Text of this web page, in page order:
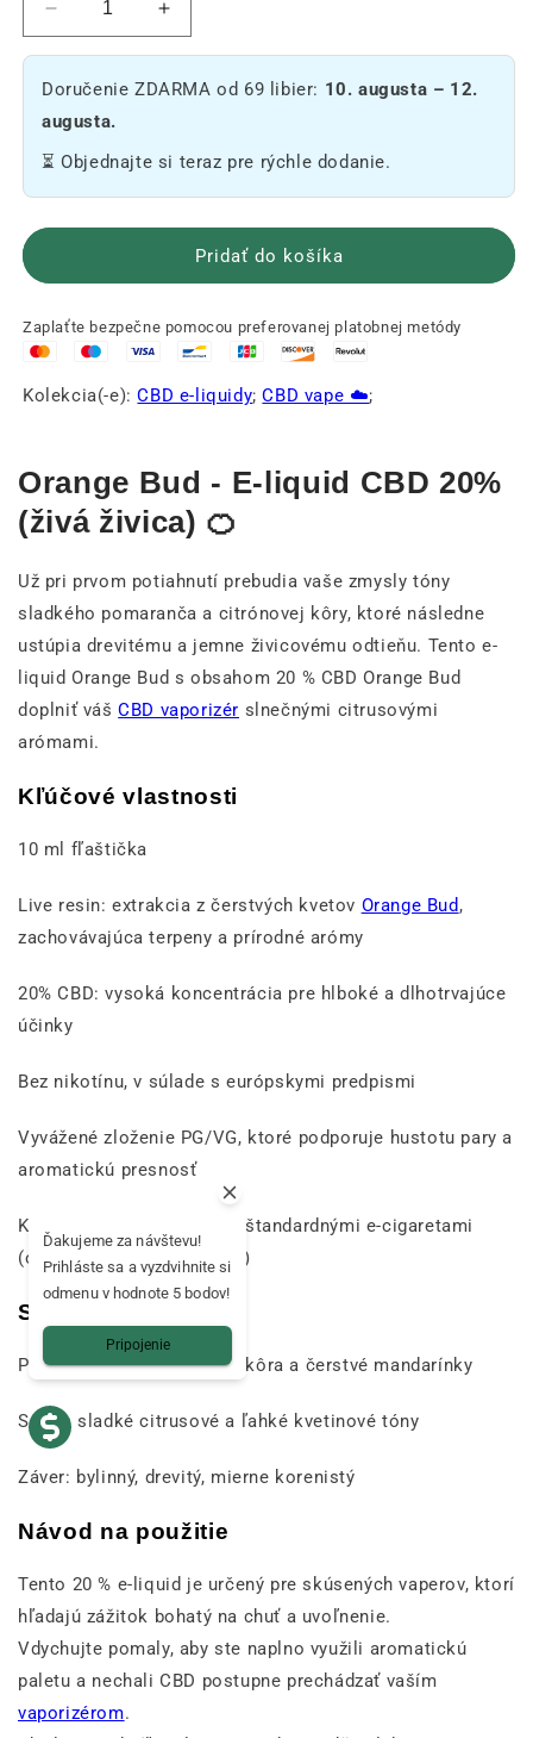
Zníženie
množstva
liquidu
20%
-
Orange
Zvýšiť
množstvo
liquidu
-
Orange
Doručenie ZDARMA od 69 libier: 10. augusta – 12.
augusta.
⏳ Objednajte si teraz pre rýchle dodanie.
Pridať do košíka
Zaplaťte bezpečne pomocou preferovanej platobnej metódy
Kolekcia(-e):CBD e-liquidy;CBD vape ☁️;
Orange Bud - E-liquid CBD 20%
(živá živica) 🍊
Už pri prvom potiahnutí prebudia vaše zmysly tóny
sladkého pomaranča a citrónovej kôry, ktoré následne
ustúpia drevitému a jemne živicovému odtieňu. Tento e-
liquid Orange Bud s obsahom 20 % CBD Orange Bud
doplniť vášCBD vaporizér slnečnými citrusovými
arómami.
Kľúčové vlastnosti
10 ml fľaštička
Live resin: extrakcia z čerstvých kvetov Orange Bud,
zachovávajúca terpeny a prírodné arómy
20% CBD: vysoká koncentrácia pre hlboké a dlhotrvajúce
účinky
Bez nikotínu, v súlade s európskymi predpismi
Vyvážené zloženie PG/VG, ktoré podporuje hustotu pary a
aromatickú presnosť
Kompatibilný so všetkými štandardnými e-cigaretami
(odporúčaný odpor ≥ 0,8 Ω)
Senzorický profil
Prvý dojem: pomarančová kôra a čerstvé mandarínky
Srdce: sladké citrusové a ľahké kvetinové tóny
Záver: bylinný, drevitý, mierne korenistý
Návod na použitie
Tento 20 % e-liquid je určený pre skúsených vaperov, ktorí
hľadajú zážitok bohatý na chuť a uvoľnenie.
Vdychujte pomaly, aby ste naplno využili aromatickú
paletu a nechali CBD postupne prechádzať vaším
vaporizérom.
Ďakujeme za návštevu!
Prihláste sa a vyzdvihnite si
odmenu v hodnote 5 bodov!
Pripojenie